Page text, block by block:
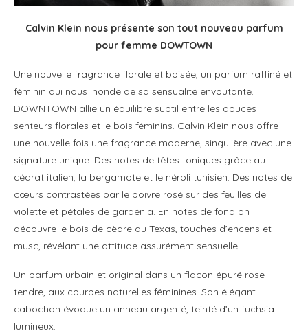
Calvin Klein nous présente son tout nouveau parfum
pour femme DOWTOWN
Une nouvelle fragrance florale et boisée, un parfum raffiné et
féminin qui nous inonde de sa sensualité envoutante.
DOWNTOWN allie un équilibre subtil entre les douces
senteurs florales et le bois féminins. Calvin Klein nous offre
une nouvelle fois une fragrance moderne, singulière avec une
signature unique. Des notes de têtes toniques grâce au
cédrat italien, la bergamote et le néroli tunisien. Des notes de
cœurs contrastées par le poivre rosé sur des feuilles de
violette et pétales de gardénia. En notes de fond on
découvre le bois de cèdre du Texas, touches d’encens et
musc, révélant une attitude assurément sensuelle.
Un parfum urbain et original dans un flacon épuré rose
tendre, aux courbes naturelles féminines. Son élégant
cabochon évoque un anneau argenté, teinté d’un fuchsia
lumineux.